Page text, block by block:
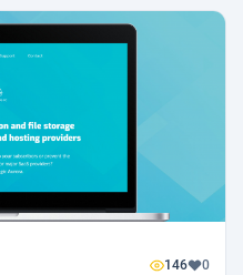
146 0